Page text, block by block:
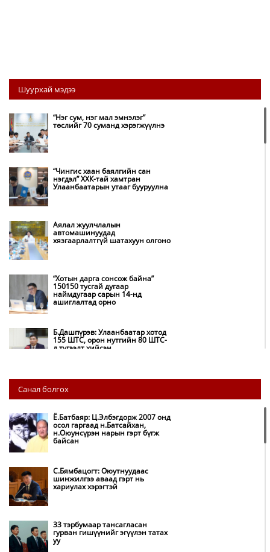
Шуурхай мэдээ
“Нэг сум, нэг мал эмнэлэг”
төслийг 70 суманд хэрэгжүүлнэ
“Чингис хаан баялгийн сан
нэгдэл” ХХК-тай хамтран
Улаанбаатарын утааг бууруулна
Аялал жуулчлалын
автомашинуудад
хязгаарлалтгүй шатахуун олгоно
“Хотын дарга сонсож байна”
150150 тусгай дугаар
наймдугаар сарын 14-нд
ашиглалтад орно
Б.Дашпүрэв: Улаанбаатар хотод
155 ШТС, орон нутгийн 80 ШТС-
д түгээлт хийсэн
НИТХ: Багануур ХК-ийг түшиглэн
нүүрс-пиролизийн үйлдвэр
байгуулж, ирэх оноос хагас кокс
Амаргүй цаг үеийг ирэх
НИТХ-ын төлөөлөгчид COP17
Монгол Улс “COP17”-д “Тал
Санал болгох
Ё.Батбаяр: Ц.Элбэгдорж 2007 онд
осол гаргаад н.Батсайхан,
н.Оюунсүрэн нарын гэрт бүгж
байсан
С.Бямбацогт: Оюутнуудаас
шинжилгээ аваад гэрт нь
хариулах хэрэгтэй
33 тэрбумаар тансагласан
гурван гишүүнийг эгүүлэн татах
уу